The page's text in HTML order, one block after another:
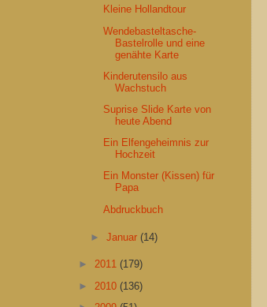
Kleine Hollandtour
Wendebasteltasche-
Bastelrolle und eine
genähte Karte
Kinderutensilo aus
Wachstuch
Suprise Slide Karte von
heute Abend
Ein Elfengeheimnis zur
Hochzeit
Ein Monster (Kissen) für
Papa
Abdruckbuch
►Januar(14)
► 2011 (179)
► 2010 (136)